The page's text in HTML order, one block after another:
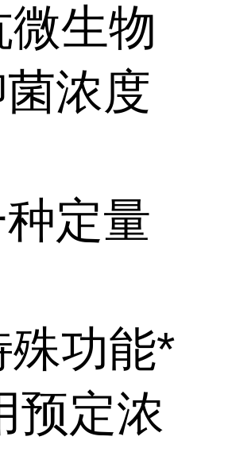
生物
浓度
定量
殊功能*
预定浓